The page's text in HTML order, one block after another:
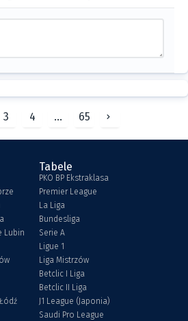
3 4 ... 65
Lubin
Tabele
PKO BP Ekstraklasa
Premier League
La Liga
Bundesliga
Serie A
Ligue 1
Liga Mistrzów
Betclic I Liga
Betclic II Liga
J1 League (Japonia)
Saudi Pro League